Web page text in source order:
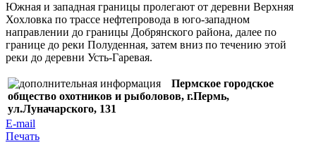
Южная и западная границы пролегают от деревни Верхняя
Хохловка по трассе нефтепровода в юго-западном
направлении до границы Добрянского района, далее по
границе до реки Полуденная, затем вниз по течению этой
реки до деревни Усть-Гаревая.
Пермское городское
общество охотников и рыболовов, г.Пермь,
ул.Луначарского, 131
E-mail
Печать